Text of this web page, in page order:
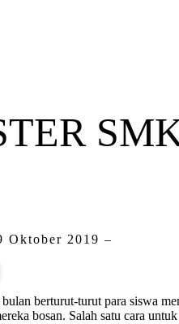
2019 –
berturut-turut para siswa
bosan. Salah satu cara